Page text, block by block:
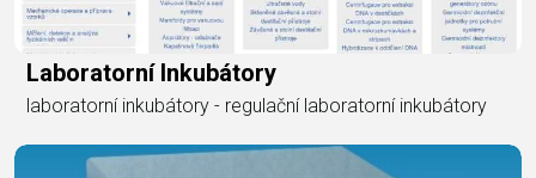
Laboratorní Inkubátory
laboratorní inkubátory - regulační laboratorní inkubátory